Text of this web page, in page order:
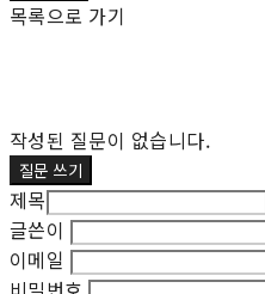
목록으로 가기
작성된 질문이 없습니다.
질문 쓰기
제목
글쓴이
이메일